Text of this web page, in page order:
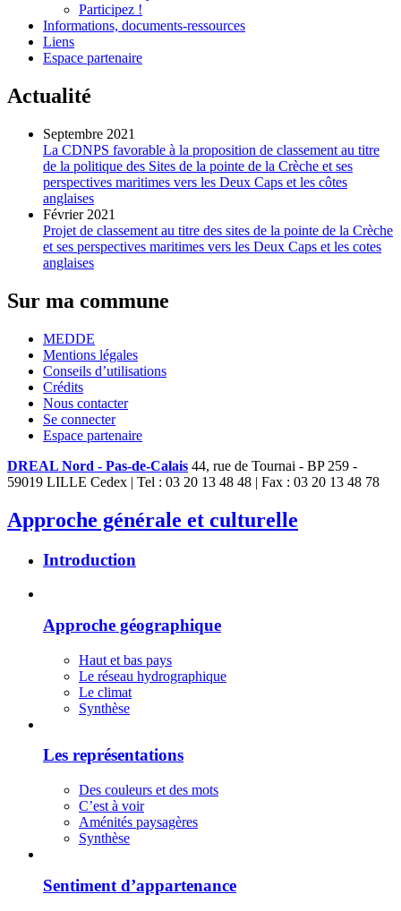
Participez !
Informations, documents-ressources
Liens
Espace partenaire
Actualité
Septembre 2021
La CDNPS favorable à la proposition de classement au titre
de la politique des Sites de la pointe de la Crèche et ses
perspectives maritimes vers les Deux Caps et les côtes
anglaises
Février 2021
Projet de classement au titre des sites de la pointe de la Crèche
et ses perspectives maritimes vers les Deux Caps et les cotes
anglaises
Sur ma commune
MEDDE
Mentions légales
Conseils d’utilisations
Crédits
Nous contacter
Se connecter
Espace partenaire
DREAL Nord - Pas-de-Calais 44, rue de Tournai - BP 259 -
59019 LILLE Cedex | Tel : 03 20 13 48 48 | Fax : 03 20 13 48 78
Approche générale et culturelle
Introduction
Approche géographique
Haut et bas pays
Le réseau hydrographique
Le climat
Synthèse
Les représentations
Des couleurs et des mots
C’est à voir
Aménités paysagères
Synthèse
Sentiment d’appartenance